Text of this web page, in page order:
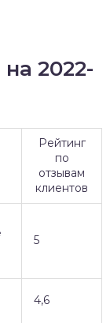
2022-
Рейтинг
по
отзывам
клиентов
5
4,6